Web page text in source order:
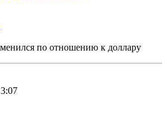
по отношению к доллару